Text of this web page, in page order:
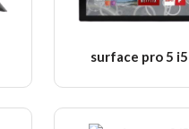
surface pro 5 i5